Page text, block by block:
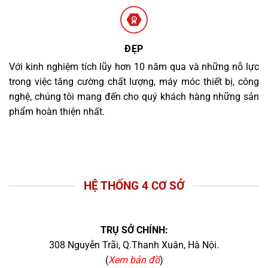
ĐẸP
Với kinh nghiệm tích lũy hơn 10 năm qua và những nỗ lực
trong việc tăng cường chất lượng, máy móc thiết bị, công
nghệ, chúng tôi mang đến cho quý khách hàng những sản
phẩm hoàn thiện nhất.
HỆ THỐNG 4 CƠ SỞ
TRỤ SỞ CHÍNH:
308 Nguyễn Trãi, Q.Thanh Xuân, Hà Nội.
(Xem bản đồ)